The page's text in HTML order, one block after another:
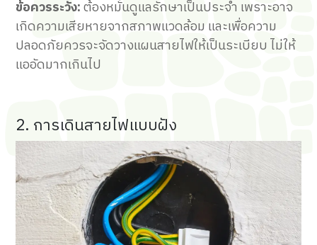
ข้อควรระวัง:ต้องหมั่นดูแลรักษาเป็นประจำ เพราะอาจ
เกิดความเสียหายจากสภาพแวดล้อม และเพื่อความ
ปลอดภัยควรจะจัดวางแผนสายไฟให้เป็นระเบียบ ไม่ให้
แออัดมากเกินไป
2. การเดินสายไฟแบบฝัง